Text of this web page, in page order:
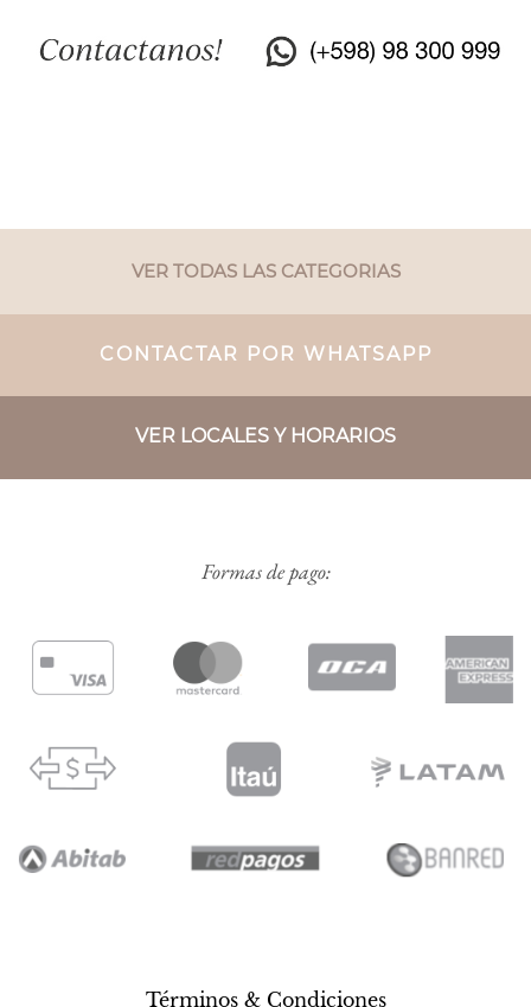
VER TODAS LAS CATEGORIAS
CONTACTAR POR WHATSAPP
VER LOCALES Y HORARIOS
Formas de pago:
Términos & Condiciones